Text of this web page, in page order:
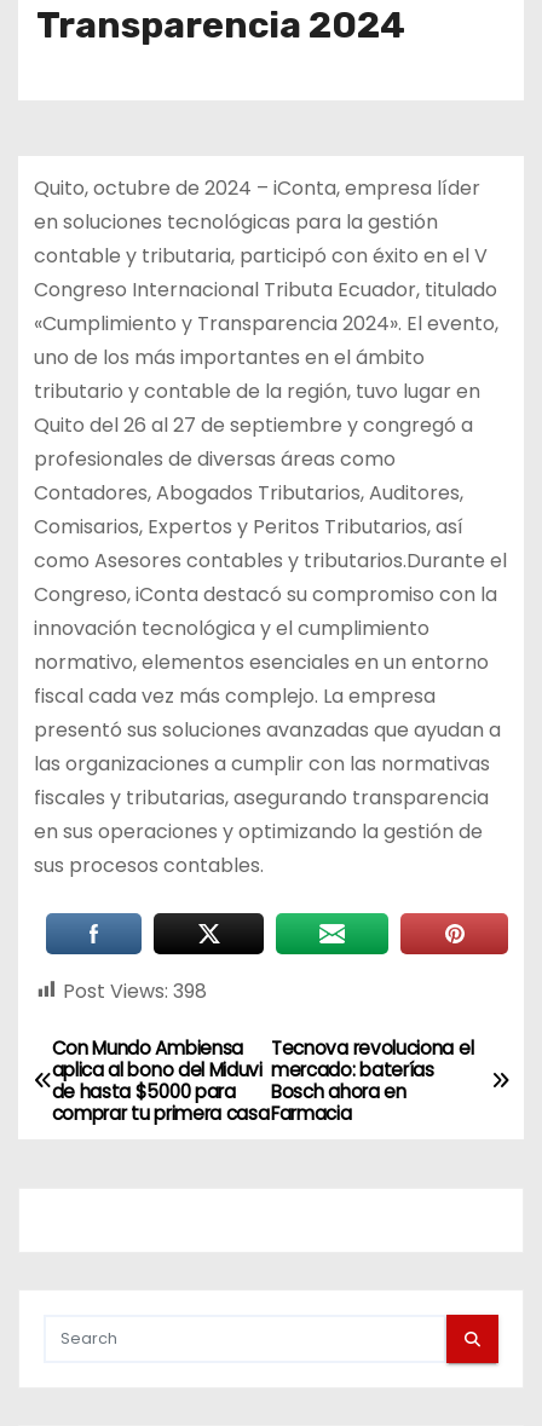
Transparencia 2024
Quito, octubre de 2024 – iConta, empresa líder
en soluciones tecnológicas para la gestión
contable y tributaria, participó con éxito en el V
Congreso Internacional Tributa Ecuador, titulado
«Cumplimiento y Transparencia 2024». El evento,
uno de los más importantes en el ámbito
tributario y contable de la región, tuvo lugar en
Quito del 26 al 27 de septiembre y congregó a
profesionales de diversas áreas como
Contadores, Abogados Tributarios, Auditores,
Comisarios, Expertos y Peritos Tributarios, así
como Asesores contables y tributarios.Durante el
Congreso, iConta destacó su compromiso con la
innovación tecnológica y el cumplimiento
normativo, elementos esenciales en un entorno
fiscal cada vez más complejo. La empresa
presentó sus soluciones avanzadas que ayudan a
las organizaciones a cumplir con las normativas
fiscales y tributarias, asegurando transparencia
en sus operaciones y optimizando la gestión de
sus procesos contables.
Post Views: 398
Tecnova revoluciona el
mercado: baterías
Bosch ahora en
Farmacia
Con Mundo Ambiensa
aplica al bono del Miduvi
de hasta $5000 para
comprar tu primera casa